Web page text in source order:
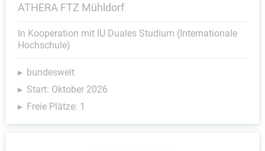
ATHERA FTZ Mühldorf
In Kooperation mit IU Duales Studium (Internationale
Hochschule)
bundesweit
Start: Oktober 2026
Freie Plätze: 1